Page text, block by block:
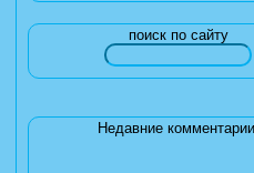
поиск по сайту
Недавние